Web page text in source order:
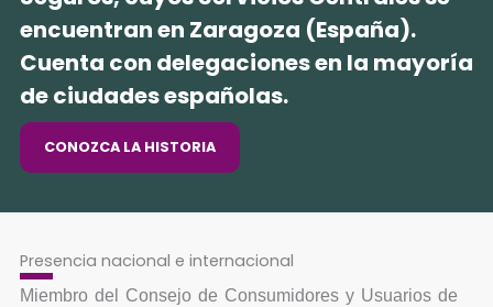
encuentran en Zaragoza (España).
Cuenta con delegaciones en la mayoría
de ciudades españolas.
CONOZCA LA HISTORIA
Presencia nacional e internacional
Miembro del Consejo de Consumidores y Usuarios de